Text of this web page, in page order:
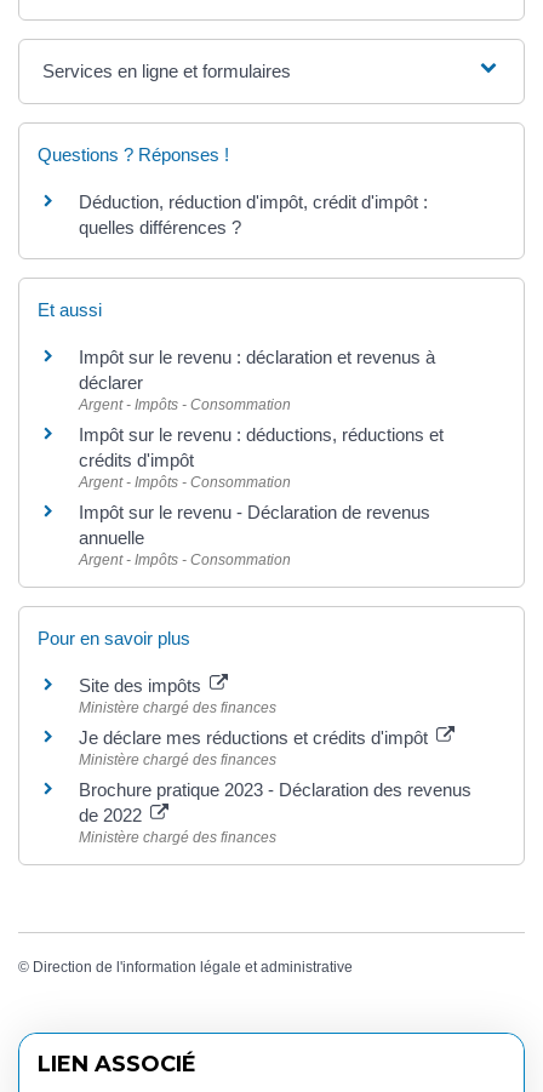
Services en ligne et formulaires
Questions ? Réponses !
Déduction, réduction d'impôt, crédit d'impôt :
quelles différences ?
Et aussi
Impôt sur le revenu : déclaration et revenus à
déclarer
Argent - Impôts - Consommation
Impôt sur le revenu : déductions, réductions et
crédits d'impôt
Argent - Impôts - Consommation
Impôt sur le revenu - Déclaration de revenus
annuelle
Argent - Impôts - Consommation
Pour en savoir plus
Site des impôts
Ministère chargé des finances
Je déclare mes réductions et crédits d'impôt
Ministère chargé des finances
Brochure pratique 2023 - Déclaration des revenus
de 2022
Ministère chargé des finances
© Direction de l'information légale et administrative
LIEN ASSOCIÉ